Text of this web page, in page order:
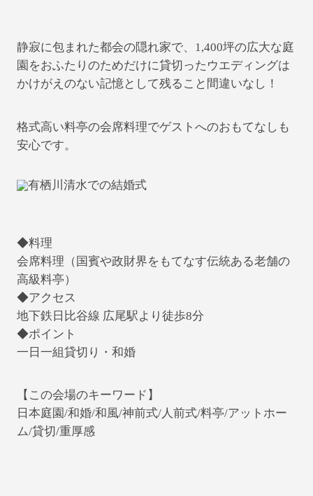
静寂に包まれた都会の隠れ家で、1,400坪の広大な庭
園をおふたりのためだけに貸切ったウエディングは
かけがえのない記憶として残ること間違いなし！
格式高い料亭の会席料理でゲストへのおもてなしも
安心です。
◆料理
会席料理（国賓や政財界をもてなす伝統ある老舗の
高級料亭）
◆アクセス
地下鉄日比谷線 広尾駅より徒歩8分
◆ポイント
一日一組貸切り・和婚
【この会場のキーワード】
日本庭園/和婚/和風/神前式/人前式/料亭/アットホー
ム/貸切/重厚感